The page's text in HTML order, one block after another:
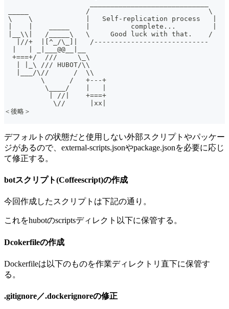
_____              /                             \
\    \             |   Self-replication process   |
|    |    _____    |          complete...         |
|__\\|   /_____\   \     Good luck with that.    /
   |//+  |[^_/\_]|   /----------------------------
  |   | _|___@@__|__
  +===+/  ///     \_\
   | |_\ /// HUBOT/\\
   |___/\//      /  \\
         \      /   +---+
          \____/    |   |
           | //|    +===+
            \//      |xx|
＜後略＞
デフォルトの状態だと使用しない外部スクリプトやパッケー
ジがあるので、external-scripts.jsonやpackage.jsonを必要に応じ
て修正する。
botスクリプト(Coffeescript)の作成
今回作成したスクリプトは下記の通り。
これをhubotのscriptsディレクト以下に保管する。
Dcokerfileの作成
Dockerfileは以下のものを作業ディレクトリ直下に保管す
る。
.gitignore／.dockerignoreの修正